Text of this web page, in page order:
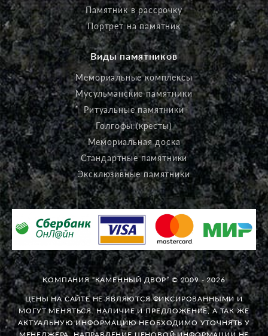
Памятник в рассрочку
Портрет на памятник
Виды памятников
Мемориальные комплексы
Мусульманские памятники
Ритуальные памятники
Голгофы (кресты)
Мемориальная доска
Стандартные памятники
Эксклюзивные памятники
КОМПАНИЯ “КАМЕННЫЙ ДВОР” © 2009 - 2026
ЦЕНЫ НА САЙТЕ НЕ ЯВЛЯЮТСЯ ФИКСИРОВАННЫМИ И
МОГУТ МЕНЯТЬСЯ. НАЛИЧИЕ И ПРЕДЛОЖЕНИЕ, А ТАК ЖЕ
АКТУАЛЬНУЮ ИНФОРМАЦИЮ НЕОБХОДИМО УТОЧНЯТЬ У